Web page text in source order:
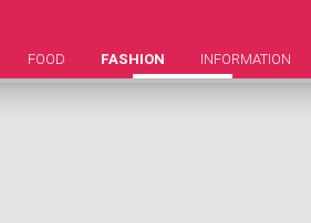
FOOD FASHION INFORMATION